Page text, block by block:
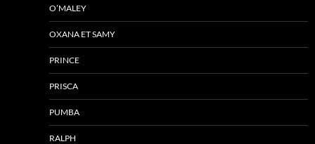
O’MALEY
OXANA ET SAMY
PRINCE
PRISCA
PUMBA
RALPH